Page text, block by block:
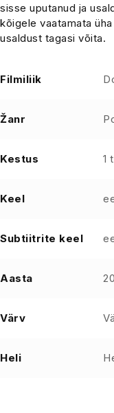
sisse uputanud ja
kõigele vaatamata
usaldust tagasi võita.
Filmiliik
Žanr
Kestus 1
Keel
Subtiitrite keel
Aasta
Värv
Heli